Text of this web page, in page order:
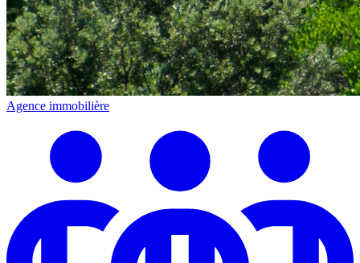
Agence immobilière